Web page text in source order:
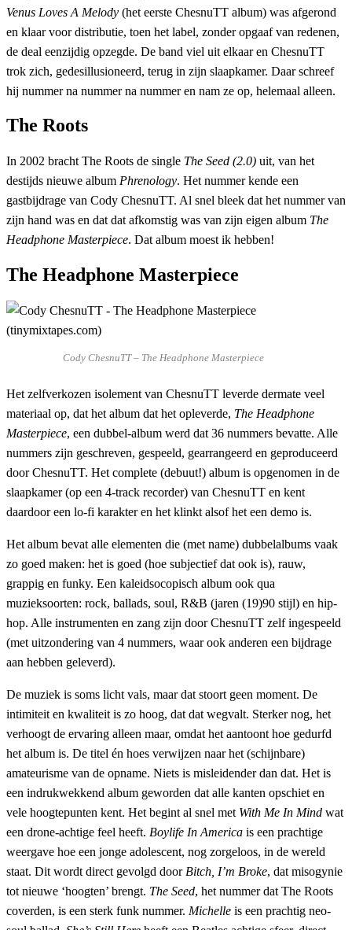
Venus Loves A Melody (het eerste ChesnuTT album) was afgerond
en klaar voor distributie, toen het label, zonder opgaaf van redenen,
de deal eenzijdig opzegde. De band viel uit elkaar en ChesnuTT
trok zich, gedesillusioneerd, terug in zijn slaapkamer. Daar schreef
hij nummer na nummer na nummer en nam ze op, helemaal alleen.
The Roots
In 2002 bracht The Roots de single The Seed (2.0) uit, van het
destijds nieuwe album Phrenology. Het nummer kende een
gastbijdrage van Cody ChesnuTT. Al snel bleek dat het nummer van
zijn hand was en dat dat afkomstig was van zijn eigen album The
Headphone Masterpiece. Dat album moest ik hebben!
The Headphone Masterpiece
Cody ChesnuTT – The Headphone Masterpiece
Het zelfverkozen isolement van ChesnuTT leverde dermate veel
materiaal op, dat het album dat het opleverde, The Headphone
Masterpiece, een dubbel-album werd dat 36 nummers bevatte. Alle
nummers zijn geschreven, gespeeld, gearrangeerd en geproduceerd
door ChesnuTT. Het complete (debuut!) album is opgenomen in de
slaapkamer (op een 4-track recorder) van ChesnuTT en kent
daardoor een lo-fi karakter en het klinkt alsof het een demo is.
Het album bevat alle elementen die (met name) dubbelalbums vaak
zo goed maken: het is goed (hoe subjectief dat ook is), rauw,
grappig en funky. Een kaleidsocopisch album ook qua
muzieksoorten: rock, ballads, soul, R&B (jaren (19)90 stijl) en hip-
hop. Alle instrumenten en zang zijn door ChesnuTT zelf ingespeeld
(met uitzondering van 4 nummers, waar ook anderen een bijdrage
aan hebben geleverd).
De muziek is soms licht vals, maar dat stoort geen moment. De
intimiteit en kwaliteit is zo hoog, dat dat wegvalt. Sterker nog, het
verhoogt de ervaring alleen maar, omdat het aantoont hoe gedurfd
het album is. De titel én hoes verwijzen naar het (schijnbare)
amateurisme van de opname. Niets is misleidender dan dat. Het is
een indrukwekkend album geworden dat alle kanten opschiet en
vele hoogtepunten kent. Het begint al snel met With Me In Mind wat
een drone-achtige feel heeft. Boylife In America is een prachtige
weergave hoe een jonge adolescent, nog zorgeloos, in de wereld
staat. Dit wordt direct gevolgd door Bitch, I’m Broke, dat misogynie
tot nieuwe ‘hoogten’ brengt. The Seed, het nummer dat The Roots
coverden, is een sterk funk nummer. Michelle is een prachtig neo-